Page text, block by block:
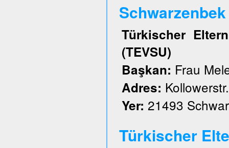
Türkischer
(TEVSU)
Başkan: Frau
Adres:
Yer: 21493
Türkischer